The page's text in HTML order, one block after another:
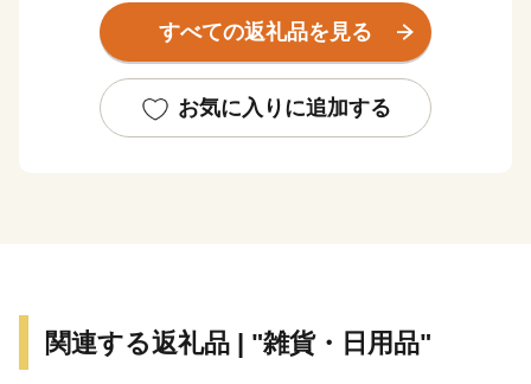
童謡にも歌われる「足柄山の金太郎」の誕生の地として
も知られ、ゆかりの史跡も数多く残り、歴史ある町でも
その他にも日本さくら名所百選に選ばれた「冨士霊園の
桜」、日本最大のレーシングコース「富士スピードウェ
ふるさと納税を通じて、本町の良さを少しでも感じてい
すべての返礼品を見る
お気に入りに追加する
関連する返礼品 | "雑貨・日用品"